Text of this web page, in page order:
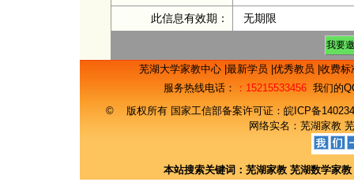
此信息有效期：
无期限
芜湖大学家教中心 最新学员 优秀教员 收费
服务热线电话：
：15215533456 我们的
© 版权所有 国家工信部备案许可证： 皖ICP备
网络实名： 芜湖家教
本站搜索关键词： 芜湖家教 芜湖数学家教